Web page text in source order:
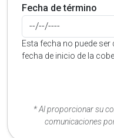
Fecha de término
Esta fecha no puede ser
fecha de inicio de la
* Al proporcionar su
comunicaciones